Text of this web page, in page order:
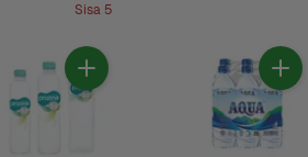
Sisa 5